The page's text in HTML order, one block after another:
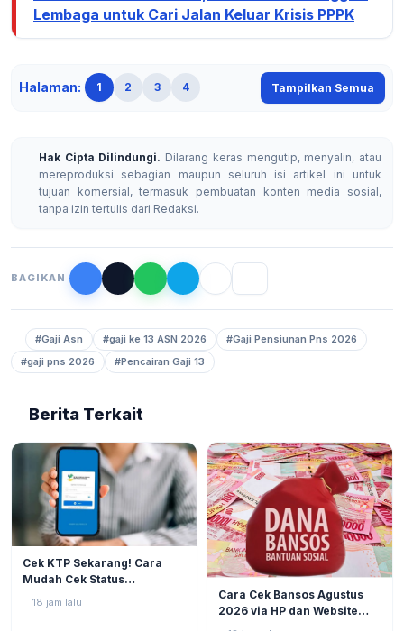
Lembaga untuk Cari Jalan Keluar Krisis PPPK
Halaman: 1 2 3 4 Tampilkan Semua
Hak Cipta Dilindungi. Dilarang keras mengutip, menyalin, atau
mereproduksi sebagian maupun seluruh isi artikel ini untuk
tujuan komersial, termasuk pembuatan konten media sosial,
tanpa izin tertulis dari Redaksi.
BAGIKAN
#Gaji Asn #gaji ke 13 ASN 2026
#Gaji Pensiunan Pns 2026
#gaji pns 2026
#Pencairan Gaji 13
Berita Terkait
Cek KTP Sekarang! Cara
Mudah Cek Status
Pencairan PKH dan BPNT
2026 via HP Tanpa Jauh-
18 jam lalu
Cara Cek Bansos Agustus
2026 via HP dan Website
Resmi, NIK KTP Jadi Kunci